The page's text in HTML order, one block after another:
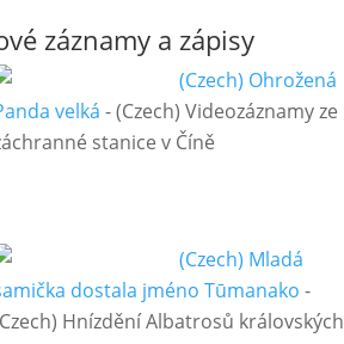
záznamy a zápisy
(Czech) Ohrožená
velká -(Czech) Videozáznamy ze
stanice v Číně
(Czech) Mladá
dostala jméno Tūmanako -
Hnízdění Albatrosů královských